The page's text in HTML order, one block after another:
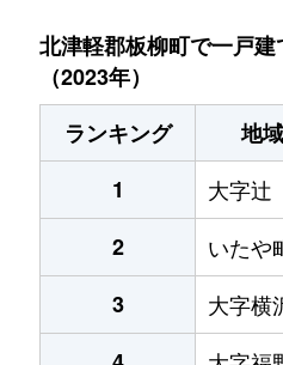
北津軽郡板柳町で一戸
（2023年）
ランキング
地
1
大字辻
2
いたや
3
大字横